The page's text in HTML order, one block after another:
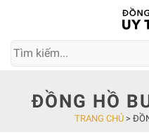
ĐỒNG HỒ
TRANG CHỦ>